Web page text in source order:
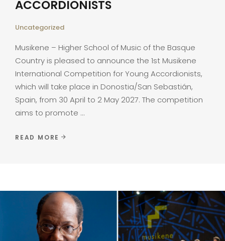
ACCORDIONISTS
Uncategorized
Musikene – Higher School of Music of the Basque
Country is pleased to announce the 1st Musikene
International Competition for Young Accordionists,
which will take place in Donostia/San Sebastián,
Spain, from 30 April to 2 May 2027. The competition
aims to promote
READ MORE